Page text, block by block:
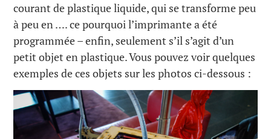
courant de plastique liquide, qui se transforme peu
à peu en …. ce pourquoi l’imprimante a été
programmée – enfin, seulement s’il s’agit d’un
petit objet en plastique. Vous pouvez voir quelques
exemples de ces objets sur les photos ci-dessous :